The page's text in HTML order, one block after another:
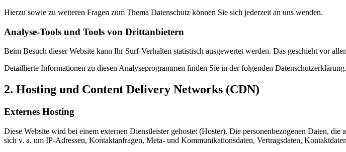
Hierzu sowie zu weiteren Fragen zum Thema Datenschutz können Sie sich jederzeit an uns wenden.
Analyse-Tools und Tools von Dritt­anbietern
Beim Besuch dieser Website kann Ihr Surf-Verhalten statistisch ausgewertet werden. Das geschieht vor
Detaillierte Informationen zu diesen Analyseprogrammen finden Sie in der folgenden Datenschutzerklärung.
2. Hosting und Content Delivery Networks (CDN)
Externes Hosting
Diese Website wird bei einem externen Dienstleister gehostet (Hoster). Die personenbezogenen Daten,
sich v. a. um IP-Adressen, Kontaktanfragen, Meta- und Kommunikationsdaten, Vertragsdaten,